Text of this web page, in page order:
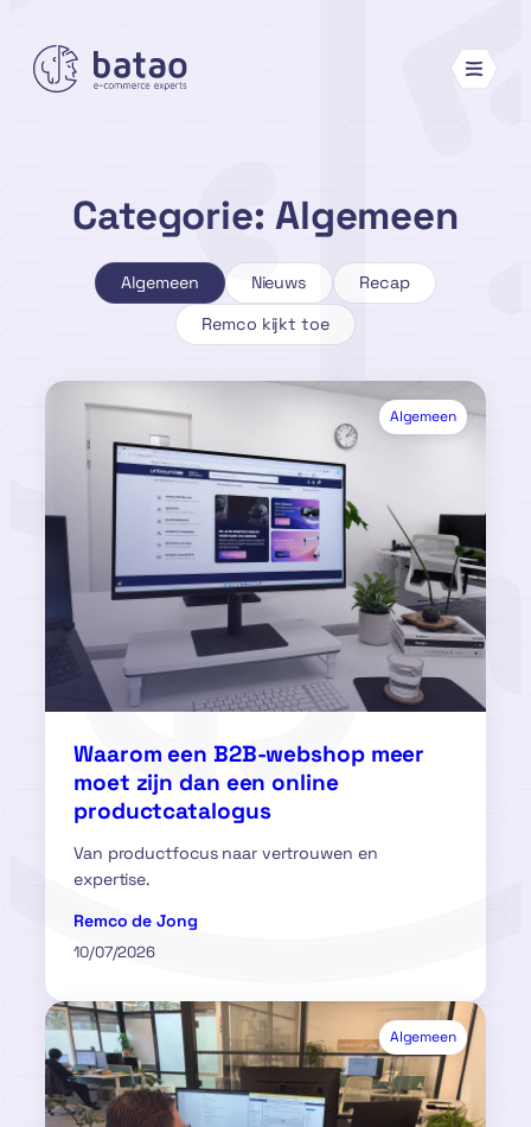
naar
Categorie: Algemeen
Algemeen Nieuws
Recap
Remco kijkt toe
Algemeen
Waarom een B2B-webshop meer
moet zijn dan een online
productcatalogus
Van productfocus naar vertrouwen en
expertise.
Remco de Jong
10/07/2026
Algemeen